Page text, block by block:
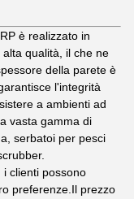
è realizzato in
qualità, il che ne
della parete è
l'integrità
a ambienti ad
vasta gamma di
serbatoi per pesci
clienti possono
preferenze.Il prezzo